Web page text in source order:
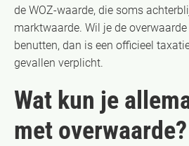
de WOZ-waarde, die soms
marktwaarde. Wil je de
benutten, dan is een officieel
gevallen verplicht.
Wat kun je
met overwaarde?